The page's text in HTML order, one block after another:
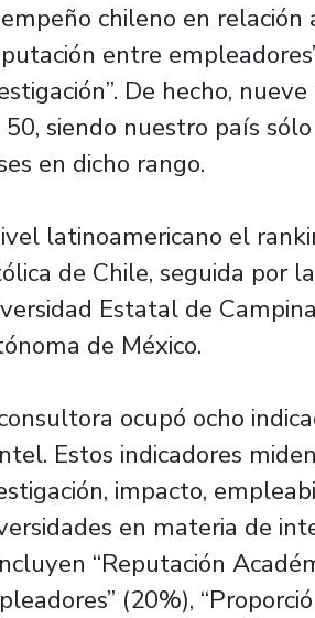
chileno en relación
entre
De hecho,
siendo nuestro país
en dicho rango.
latinoamericano el
de Chile, seguida por
Estatal de
de México.
ocupó ocho
Estos indicadores
impacto,
en materia de
“Reputación
(20%),